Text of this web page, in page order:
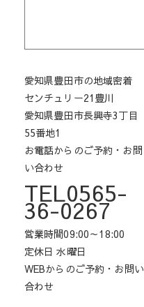
愛知県豊田市の地域密着
センチュリー21豊川
愛知県豊田市長興寺3丁目
55番地1
お電話からのご予約・お問
い合わせ
TEL0565-
36-0267
営業時間09:00～18:00
定休日 水曜日
WEBからのご予約・お問い
合わせ